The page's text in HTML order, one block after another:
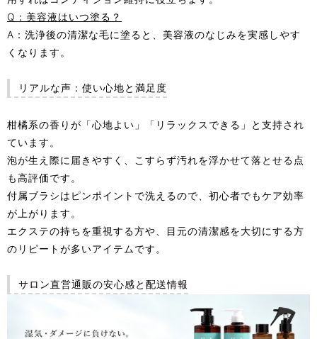
Q：美容液はいつ塗る？
A：洗浄後の清潔な毛に塗ると、美容液のなじみを実感しやす
くなります。
リアルな声：使い心地と満足度
柑橘系の香りが「心地よい」「リラックスできる」と支持され
ています。
泡が生え際に届きやすく、こすらず汚れを浮かせて落とせる点
も高評価です。
付属ブラシはピンポイントで洗えるので、初心者でもケア効率
が上がります。
エクステの持ちを重視する方や、目元の清潔感を大切にする方
のリピートが多いアイテムです。
サロン直営通販の安心感と配送情報